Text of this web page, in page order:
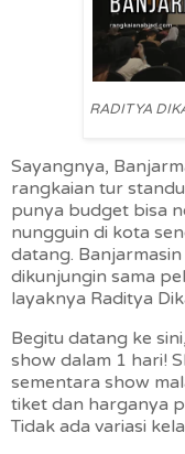
RADITYA
Sayangnya,
rangkaian tur
punya budget bisa
nungguin di kota
datang.
dikunjungin sama
layaknya Raditya
Begitu datang ke
show dalam 1 hari!
sementara show
tiket dan harganya
Tidak ada variasi